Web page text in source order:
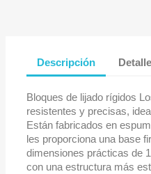
Descripción
Bloques de lijado rígidos
resistentes y precisas,
Están fabricados en
les proporciona una base
dimensiones prácticas de
con una estructura más